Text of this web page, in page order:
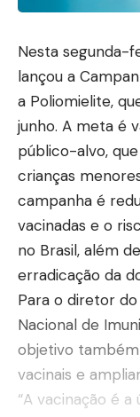
Nesta segunda-
lançou a
a Poliomielite,
junho. A meta é
público-alvo,
crianças
campanha é
vacinadas e o
no Brasil, além
erradicação da
Para o diretor
Nacional de
objetivo
vacinais e
“A vacinação é